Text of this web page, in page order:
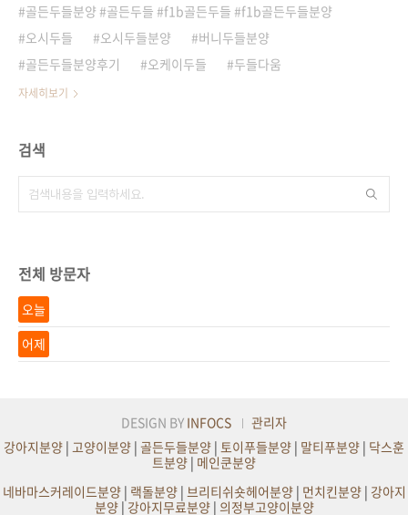
골든두들분양 #골든두들 #f1b골든두들 #f1b골든두들분양
오시두들
오시두들분양
버니두들분양
골든두들분양후기
오케이두들 두들다움
자세히보기
검색
전체 방문자
오늘
어제
DESIGN BY INFOCS
관리자
강아지분양 | 고양이분양 | 골든두들분양 | 토이푸들분양 | 말티푸분양 | 닥스훈
트분양 | 메인쿤분양
네바마스커레이드분양| 랙돌분양| 브리티쉬숏헤어분양| 먼치킨분양| 강아지
분양|강아지무료분양| 의정부고양이분양